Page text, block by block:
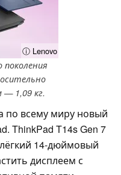
ⓘ Lenovo
поколения
— 1,09 кг.
по всему миру новый
ThinkPad T14s Gen 7
14-дюймовый
дисплеем с